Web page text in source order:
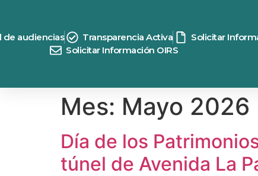
de audiencias Transparencia Activa
Solicitar
Solicitar Información OIRS
Mes: Mayo 2026
Día de los
túnel de Avenida La